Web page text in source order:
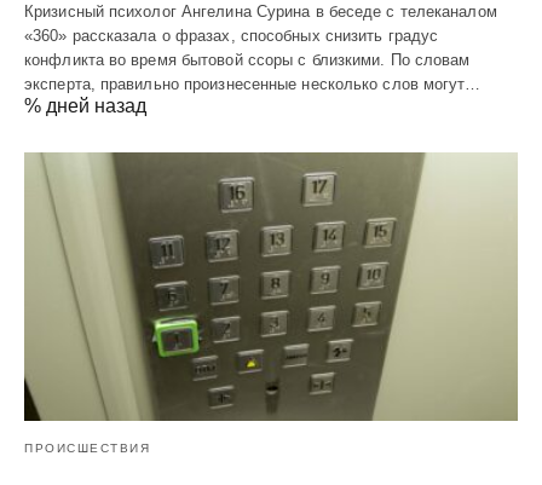
Кризисный психолог Ангелина Сурина в беседе с телеканалом
«360» рассказала о фразах, способных снизить градус
конфликта во время бытовой ссоры с близкими. По словам
эксперта, правильно произнесенные несколько слов могут…
% дней назад
ПРОИСШЕСТВИЯ